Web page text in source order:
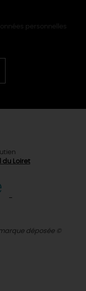
personnelles
du Loiret
déposée ©